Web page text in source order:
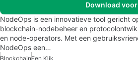
Download voor
NodeOps is een innovatieve tool gericht
blockchain-nodebeheer en
en node-operators. Met een
NodeOps een…
BlockchainEen Klik